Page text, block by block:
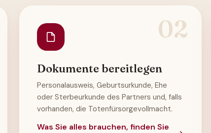
02
Dokumente bereitlegen
Personalausweis, Geburtsurkunde, Ehe
oder Sterbeurkunde des Partners und, falls
vorhanden, die Totenfürsorgevollmacht.
Was Sie alles brauchen, finden Sie